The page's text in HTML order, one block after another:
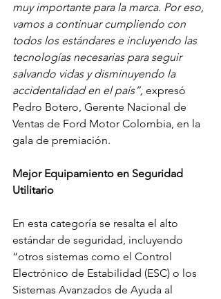
muy importante para la marca. Por eso,
vamos a continuar cumpliendo con
todos los estándares e incluyendo las
tecnologías necesarias para seguir
salvando vidas y disminuyendo la
accidentalidad en el país”, expresó
Pedro Botero, Gerente Nacional de
Ventas de Ford Motor Colombia, en la
gala de premiación.
Mejor Equipamiento en Seguridad
Utilitario
En esta categoría se resalta el alto
estándar de seguridad, incluyendo
“otros sistemas como el Control
Electrónico de Estabilidad (ESC) o los
Sistemas Avanzados de Ayuda al